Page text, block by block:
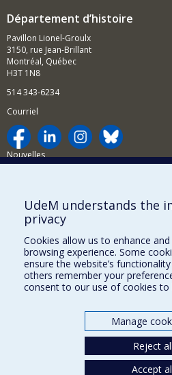
Département d’histoire
Pavillon Lionel-Groulx
3150, rue Jean-Brillant
Montréal, Québec
H3T 1N8
514 343-6234
Courriel
Nouvelles
Comment soutenir le Département?
BESOIN D'AIDE?
Plan du site
Signaler une erreur
Accessibilité
Nos départements et écoles
UdeM understands the
privacy
Cookies allow us to enhance
browsing experience. Some
ensure the website’s
others remember your
consent to our use of cookies to
Manage
Reject all
Accept